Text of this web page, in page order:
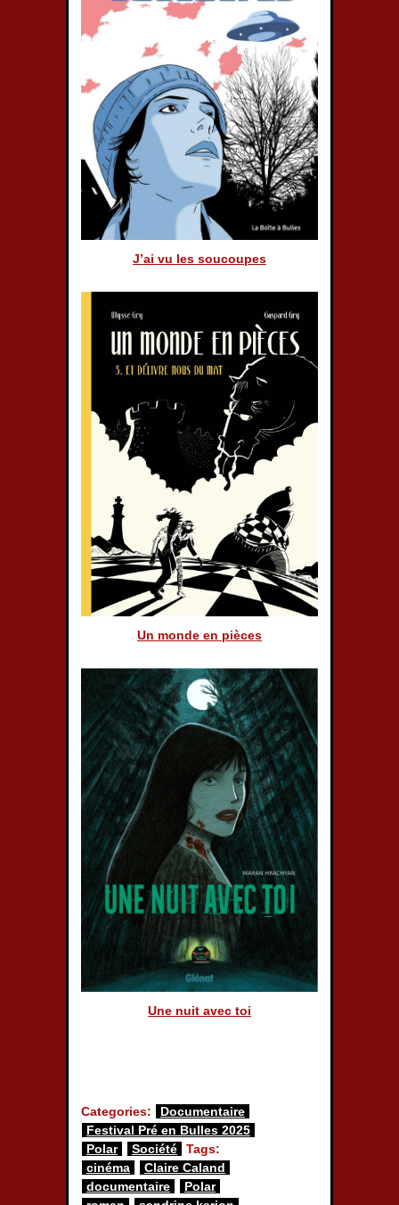
J’ai vu les soucoupes
Un monde en pièces
Une nuit avec toi
Categories:
Documentaire
Festival Pré en Bulles 2025
Polar
Société
Tags:
cinéma
Claire Caland
documentaire
Polar